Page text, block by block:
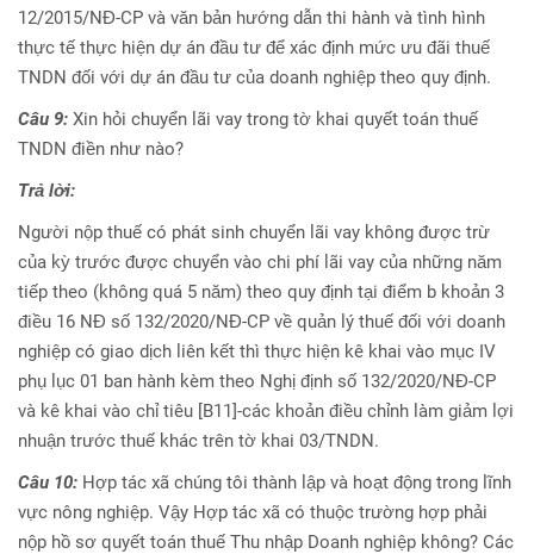
12/2015/NĐ-CP và văn bản hướng dẫn thi hành và tình hình
thực tế thực hiện dự án đầu tư để xác định mức ưu đãi thuế
TNDN đối với dự án đầu tư của doanh nghiệp theo quy định.
Câu 9: Xin hỏi chuyển lãi vay trong tờ khai quyết toán thuế
TNDN điền như nào?
Trả lời:
Người nộp thuế có phát sinh chuyển lãi vay không được trừ
của kỳ trước được chuyển vào chi phí lãi vay của những năm
tiếp theo (không quá 5 năm) theo quy định tại điểm b khoản 3
điều 16 NĐ số 132/2020/NĐ-CP về quản lý thuế đối với doanh
nghiệp có giao dịch liên kết thì thực hiện kê khai vào mục IV
phụ lục 01 ban hành kèm theo Nghị định số 132/2020/NĐ-CP
và kê khai vào chỉ tiêu [B11]-các khoản điều chỉnh làm giảm lợi
nhuận trước thuế khác trên tờ khai 03/TNDN.
Câu 10: Hợp tác xã chúng tôi thành lập và hoạt động trong lĩnh
vực nông nghiệp. Vậy Hợp tác xã có thuộc trường hợp phải
nộp hồ sơ quyết toán thuế Thu nhập Doanh nghiệp không? Các